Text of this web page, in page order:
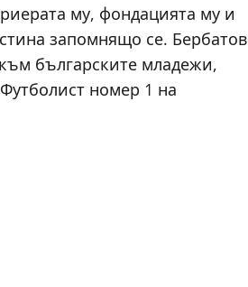
му, фондацията му и
запомнящо се. Бербатов
българските младежи,
номер 1 на